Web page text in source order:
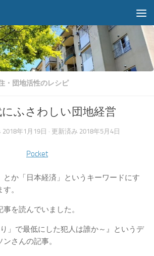
ップ
・団地活性のレシピ
にふさわしい団地経営
2018年1月19日 · 更新済み 2018年5月4日
Pocket
とか「日本経済」というキーワードにす
。
を読んでいました。
り」で最低にした犯人は誰か～』というデ
さんの記事。